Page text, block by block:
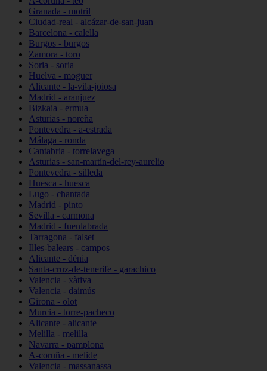
Granada - motril
Ciudad-real - alcázar-de-san-juan
Barcelona - calella
Burgos - burgos
Zamora - toro
Soria - soria
Huelva - moguer
Alicante - la-vila-joiosa
Madrid - aranjuez
Bizkaia - ermua
Asturias - noreña
Pontevedra - a-estrada
Málaga - ronda
Cantabria - torrelavega
Asturias - san-martín-del-rey-aurelio
Pontevedra - silleda
Huesca - huesca
Lugo - chantada
Madrid - pinto
Sevilla - carmona
Madrid - fuenlabrada
Tarragona - falset
Illes-balears - campos
Alicante - dénia
Santa-cruz-de-tenerife - garachico
Valencia - xàtiva
Valencia - daimús
Girona - olot
Murcia - torre-pacheco
Alicante - alicante
Melilla - melilla
Navarra - pamplona
A-coruña - melide
Valencia - massanassa